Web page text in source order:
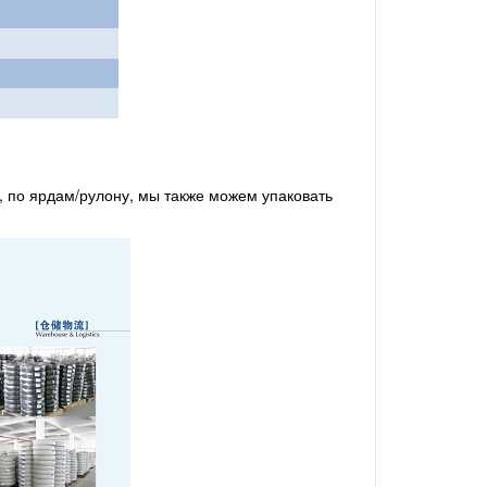
по ярдам/рулону, мы также можем упаковать